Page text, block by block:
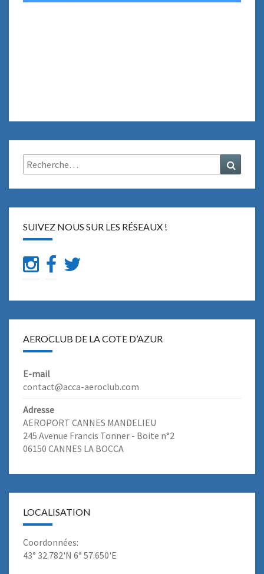
Rechercher :
SUIVEZ NOUS SUR LES RÉSEAUX !
AEROCLUB DE LA COTE D’AZUR
E-mail
contact@acca-aeroclub.com
Adresse
AEROPORT CANNES MANDELIEU
245 Avenue Francis Tonner - Boite n°2
06150 CANNES LA BOCCA
LOCALISATION
Coordonnées:
43° 32.782'N 6° 57.650'E